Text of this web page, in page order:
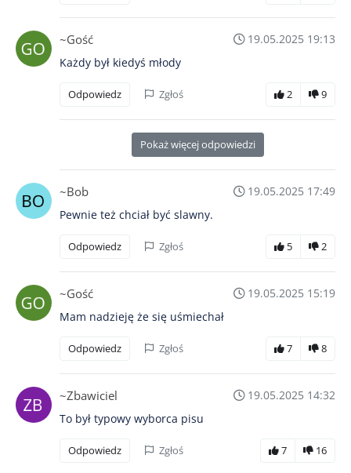
~Gość
19.05.2025 19:13
Każdy był kiedyś młody
Odpowiedz Zgłoś 2 9
Pokaż więcej odpowiedzi
~Bob
19.05.2025 17:49
Pewnie też chciał być slawny.
Odpowiedz Zgłoś 5 2
~Gość
19.05.2025 15:19
Mam nadzieję że się uśmiechał
Odpowiedz Zgłoś 7 8
~Zbawiciel
19.05.2025 14:32
To był typowy wyborca pisu
Odpowiedz Zgłoś 7 16